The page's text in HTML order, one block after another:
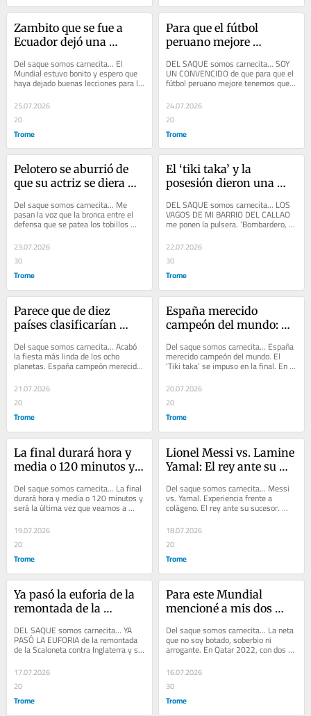
Zambito que se fue a
Ecuador dejó una
una muchacha de San
Miguel
Del saque somos carnecita… El
Mundial estuvo bonito y espero que
haya dejado buenas lecciones para la
gente de nuestra pelotita. El fútbol
moderno...
25.07.2026
20
Trome
Para que el fútbol
peruano mejore
nuevos valores al ruedo
DEL SAQUE somos carnecita... SOY
UN CONVENCIDO de que para que el
fútbol peruano mejore tenemos que
lanzar nuevos valores al ruedo, así
tengan 16,...
24.07.2026
20
Trome
Pelotero se aburrió de
que su actriz se diera
galán mexicano
Del saque somos carnecita… Me
pasan la voz que la bronca entre el
defensa que se patea los tobillos
cuando rechaza y su actriz fue porque
el...
23.07.2026
30
Trome
El ‘tiki taka’ y la
posesión dieron una
y compañía
DEL SAQUE somos carnecita... LOS
VAGOS DE MI BARRIO DEL CALLAO
me ponen la pulsera. ‘Bombardero,
¿qué fue de tu favorita Scaloneta en
la...
22.07.2026
30
Trome
Parece que de diez
países clasificarían
repechaje: Hay que ser
recontragiles para no ir
Del saque somos carnecita... Acabó
la fiesta más linda de los ocho
planetas. España campeón merecido
y les dio un baile a las selecciones...
21.07.2026
20
Trome
España merecido
campeón del mundo: En
Francia de Mbappé y a
la Scaloneta de Messi
Del saque somos carnecita... España
merecido campeón del mundo. El
‘Tiki taka’ se impuso en la final. En
cinco días hizo puré a la poderosa...
20.07.2026
20
Trome
La final durará hora y
media o 120 minutos y
veamos a Lionel Messi
en un Mundial
Del saque somos carnecita... La final
durará hora y media o 120 minutos y
será la última vez que veamos a
Lionel Messi en un Mundial. Me da...
19.07.2026
20
Trome
Lionel Messi vs. Lamine
Yamal: El rey ante su
mundo y no hay edad ni
corona que valgan
Del saque somos carnecita... Messi
vs. Yamal. Experiencia frente a
colágeno. El rey ante su sucesor.
Final del mundo y aquí no hay edad ni
corona...
18.07.2026
20
Trome
Ya pasó la euforia de la
remontada de la
Inglaterra y se viene
una final de aquelllas
DEL SAQUE somos carnecita… YA
PASÓ LA EUFORIA de la remontada
de la Scaloneta contra Inglaterra y se
viene una final de aquelllas. La
España, la...
17.07.2026
20
Trome
Para este Mundial
mencioné a mis dos
España, y van a jugar la
final
Del saque somos carnecita... La neta
que no soy botado, soberbio ni
arrogante. En Qatar 2022, con dos
meses de anticipación, dije que solo
tenía un...
16.07.2026
30
Trome